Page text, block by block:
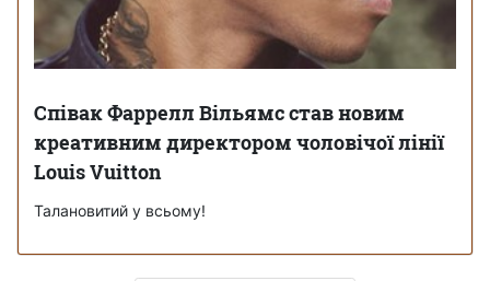
Співак Фаррелл Вільямс став новим
креативним директором чоловічої лінії
Louis Vuitton
Талановитий у всьому!